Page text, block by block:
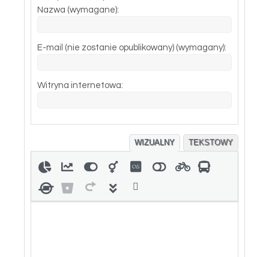
Nazwa (wymagane):
E-mail (nie zostanie opublikowany) (wymagany):
Witryna internetowa:
WIZUALNY TEKSTOWY